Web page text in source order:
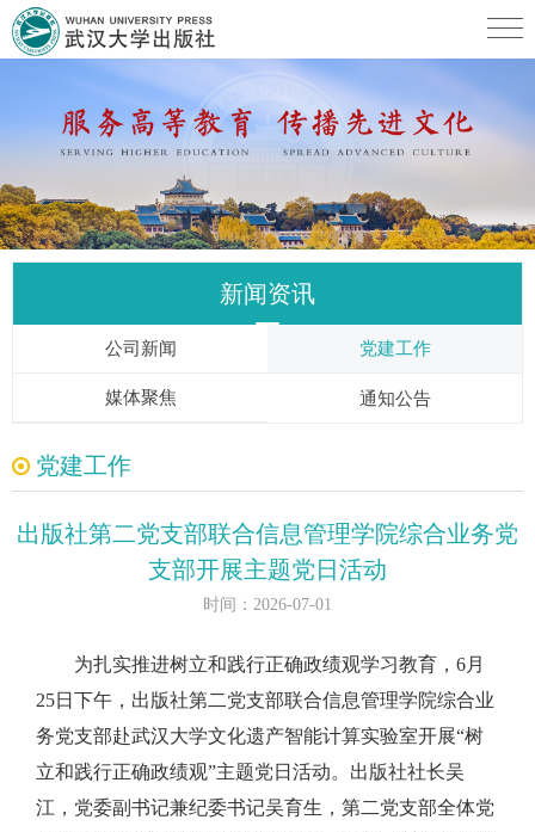
新闻资讯
公司新闻 党建工作
媒体聚焦 通知公告
党建工作
出版社第二党支部联合信息管理学院综合业务党
支部开展主题党日活动
时间：2026-07-01
为扎实推进树立和践行正确政绩观学习教育，6月
25日下午，出版社第二党支部联合信息管理学院综合业
务党支部赴武汉大学文化遗产智能计算实验室开展“树
立和践行正确政绩观”主题党日活动。出版社社长吴
江，党委副书记兼纪委书记吴育生，第二党支部全体党